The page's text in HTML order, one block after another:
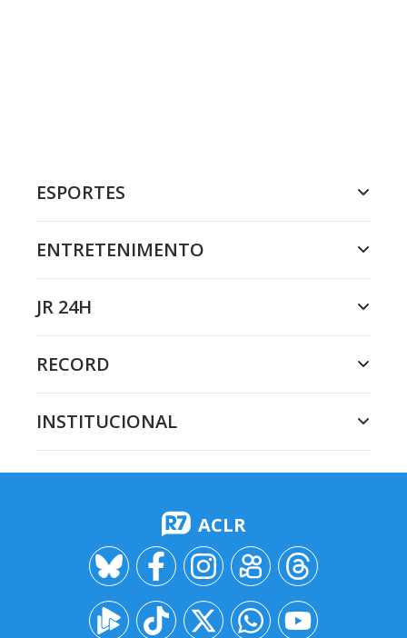
ESPORTES
ENTRETENIMENTO
JR 24H
RECORD
INSTITUCIONAL
ACLR